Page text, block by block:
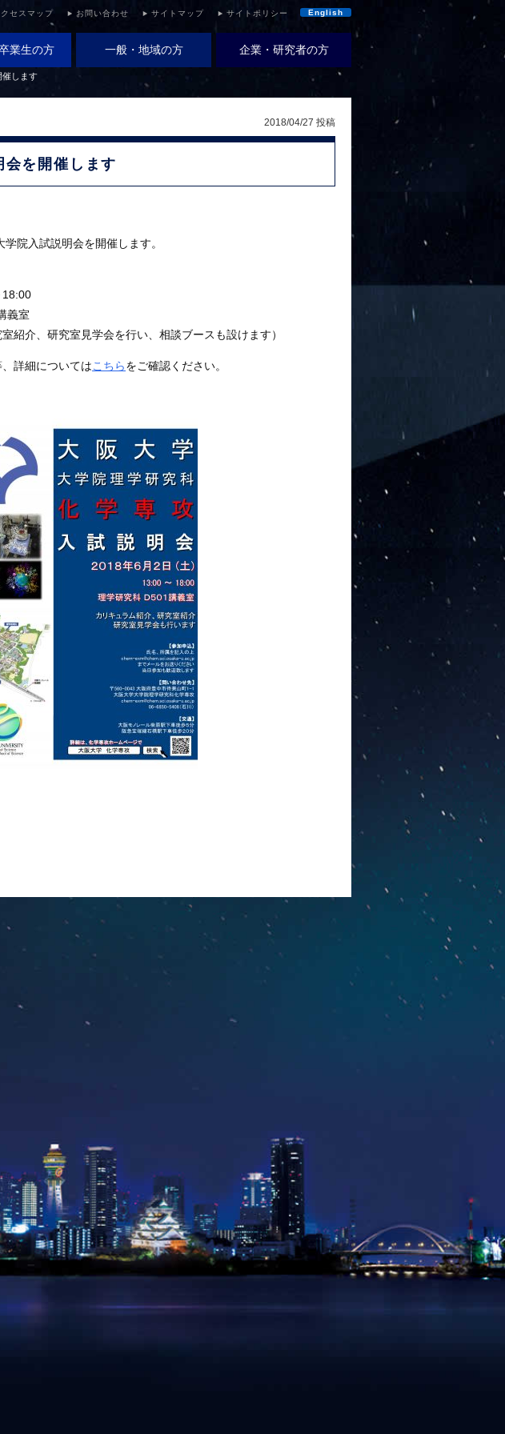
クセスマップ お問い合わせ サイトマップ サイトポリシー English
業生の方 一般・地域の方 企業・研究者の方
催します
2018/04/27 投稿
を開催します
院入試説明会を開催します。
義室
紹介、研究室見学会を行い、相談ブースも設けます）
詳細についてはこちらをご確認ください。